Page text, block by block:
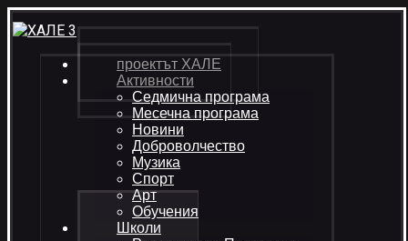
проектът ХАЛЕ
Активности
Седмична програма
Месечна програма
Новини
Доброволчество
Музика
Спорт
Арт
Обучения
Школи